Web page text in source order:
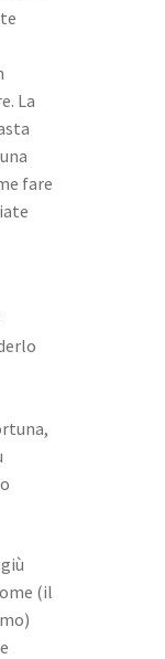
La
fare
(il